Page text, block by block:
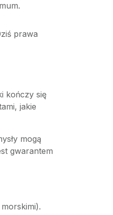
prawa
kończy się
jakie
mogą
gwarantem